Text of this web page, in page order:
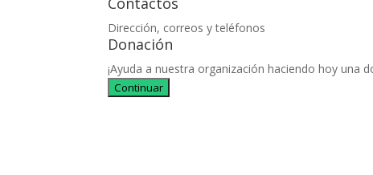
Dirección, correos y teléfonos
Donación
¡Ayuda a nuestra organización haciendo hoy una
Continuar